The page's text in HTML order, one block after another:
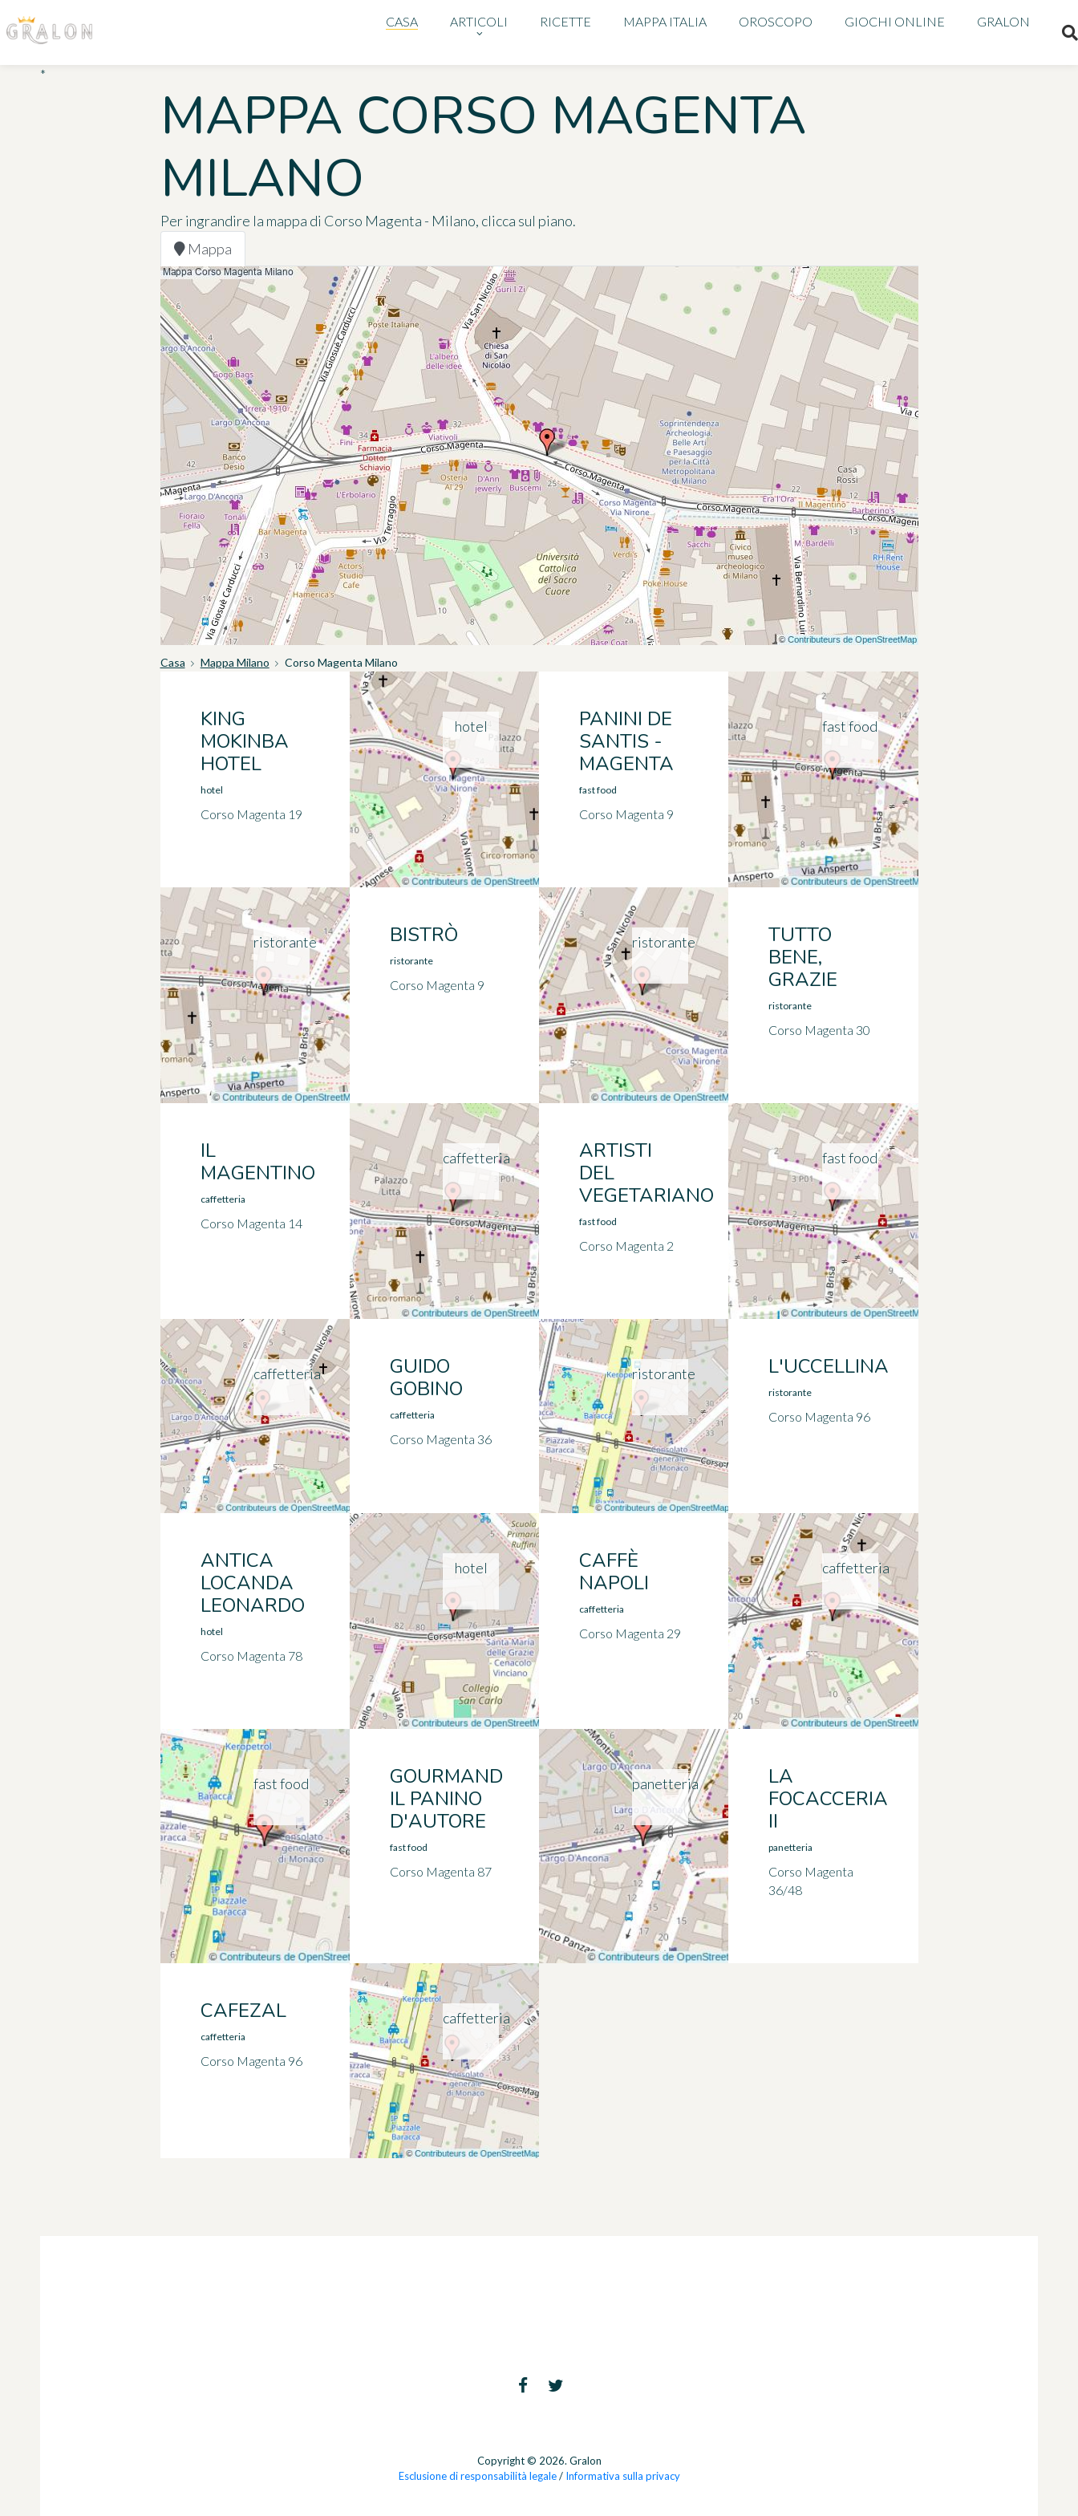
*
CASA ARTICOLI RICETTE MAPPA ITALIA OROSCOPO GIOCHI ONLINE GRALON
MAPPA CORSO MAGENTA
MILANO
Per ingrandire la mappa di Corso Magenta - Milano, clicca sul piano.
Mappa
Casa Mappa Milano Corso Magenta Milano
KING
MOKINBA
HOTEL
hotel
Corso Magenta 19
hotel
PANINI DE
SANTIS -
MAGENTA
fast food
Corso Magenta 9
fast food
BISTRÒ
ristorante
Corso Magenta 9
ristorante
TUTTO
BENE,
GRAZIE
ristorante
Corso Magenta 30
ristorante
IL
MAGENTINO
caffetteria
Corso Magenta 14
caffetteria
ARTISTI
DEL
VEGETARIANO
fast food
Corso Magenta 2
fast food
GUIDO
GOBINO
caffetteria
Corso Magenta 36
caffetteria L'UCCELLINA
ristorante
Corso Magenta 96
ristorante
ANTICA
LOCANDA
LEONARDO
hotel
Corso Magenta 78
hotel
CAFFÈ
NAPOLI
caffetteria
Corso Magenta 29
caffetteria
GOURMAND
IL PANINO
D'AUTORE
fast food
Corso Magenta 87
fast food
LA
FOCACCERIA
II
panetteria
Corso Magenta
36/48
panetteria
CAFEZAL
caffetteria
Corso Magenta 96
caffetteria
Copyright © 2026. Gralon
Esclusione di responsabilità legale/ Informativa sulla privacy